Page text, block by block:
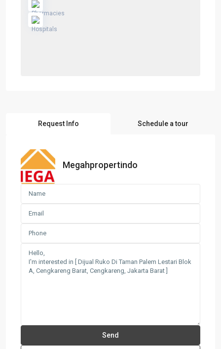
Request Info Schedule a tour
Megahpropertindo